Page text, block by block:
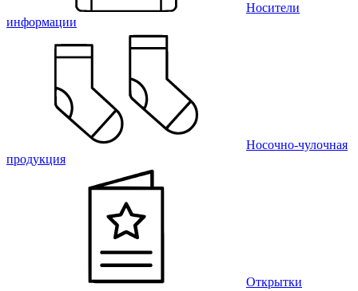
Носители
информации
Носочно-чулочная
продукция
Открытки